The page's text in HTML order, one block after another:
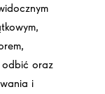
odbić oraz
i